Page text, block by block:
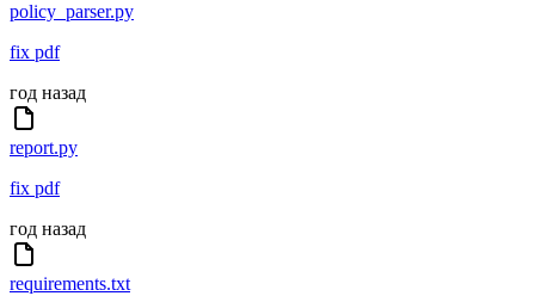
policy_parser.py
fix pdf
год назад
report.py
fix pdf
год назад
requirements.txt